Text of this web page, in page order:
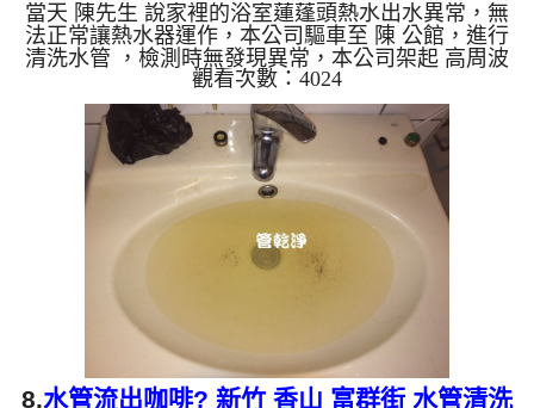
管
當天 陳先生 說家裡的浴室蓮蓬頭熱水出水異常，無
法正常讓熱水器運作，本公司驅車至 陳 公館，進行
清洗水管 ，檢測時無發現異常，本公司架起 高周波
水管清洗機，注入 檸檬酸液 至水管裡面，等了約25
分，開啟 水管清洗機 ，開啟 微氣泡 模式，開始把水
管內的污垢及異物沖出來，一開始水管就噴出黃黃的
髒水，噴出看起來像咖啡，陳先生看到都說不出話，
清洗約一小時後，陳先生 很高興有熱水可以洗澡了!!
如是自來水，如水管老化，會產生鐵鏽跟泥沙堆積，
洗出來的水就會是咖啡色，地下水含有氧化錳，管壁
上會結成黑...
觀看次數：4024
8.水管流出咖啡? 新竹 香山 富群街 水管清洗